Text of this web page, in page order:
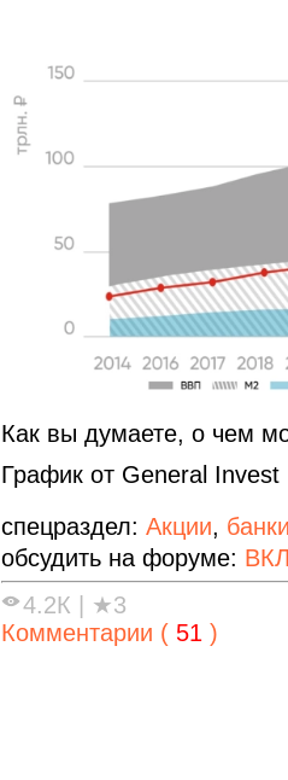
Как вы думаете, о чем
График от General Invest
спецраздел: Акции,
обсудить на форуме:
4.2К
★3
Комментарии ( 51 )